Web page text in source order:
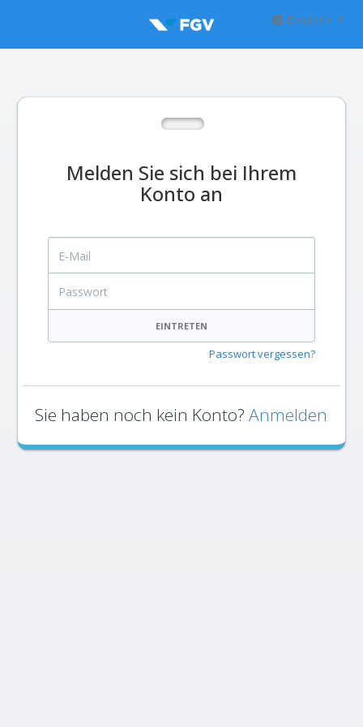
Deutsch
Melden Sie sich bei Ihrem
Konto an
E-Mail
EINTRETEN
Passwort vergessen?
Sie haben noch kein Konto? Anmelden